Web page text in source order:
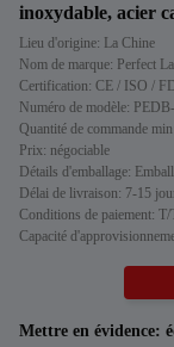
inoxydable, acier
Lieu d'origine: La Chine
Nom de marque: Perfect
Certification: CE / ISO /
Numéro de modèle:
Quantité de commande
Prix: négociable
Détails d'emballage:
Délai de livraison: 7-15
Conditions de paiement:
Capacité
Mettre en évidence: